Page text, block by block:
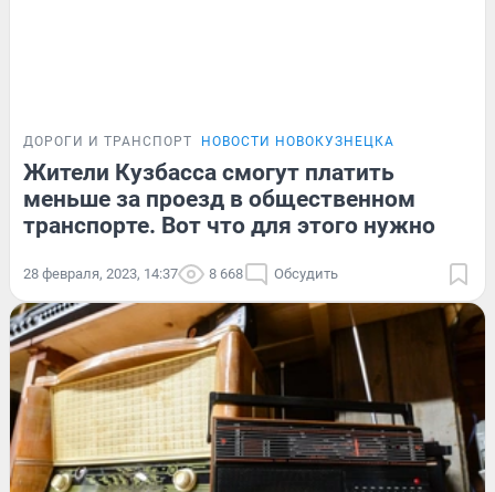
ДОРОГИ И ТРАНСПОРТ НОВОСТИ НОВОКУЗНЕЦКА
Жители Кузбасса смогут платить
меньше за проезд в общественном
транспорте. Вот что для этого нужно
28 февраля, 2023, 14:37 8 668 Обсудить